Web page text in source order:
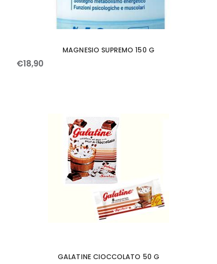
MAGNESIO SUPREMO 150 G
€18,90
GALATINE CIOCCOLATO 50 G